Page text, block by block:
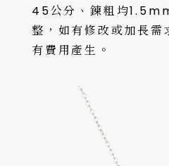
45公分、鍊粗均
整，如有修改或加長需
有費用產生。